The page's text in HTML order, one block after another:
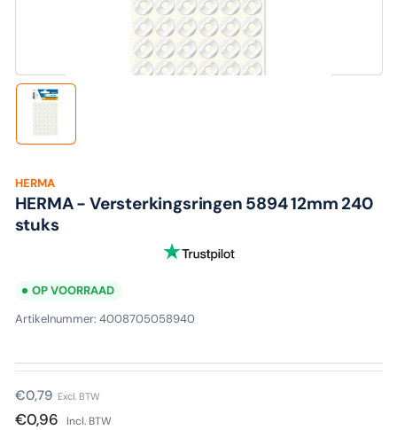
media
1
in
modaal
Laad
afbeelding
galerijweergave
HERMA
HERMA - Versterkingsringen 5894 12mm 240
stuks
OP VOORRAAD
Artikelnummer: 4008705058940
Normale
prijs
€0,79 Excl. BTW
€0,96 Incl. BTW